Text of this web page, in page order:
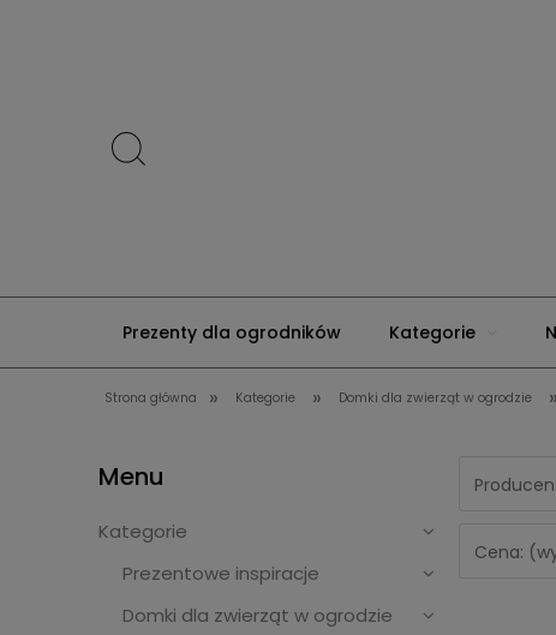
Prezenty dla ogrodników Kategorie
Kontakt
Strona główna » Kategorie » Domki dla zwierząt w ogrodzie »
Menu
Kategorie
Prezentowe inspiracje
Domki dla zwierząt w ogrodzie
Cena: